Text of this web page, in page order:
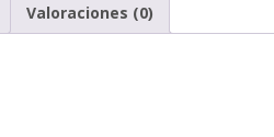
Valoraciones (0)